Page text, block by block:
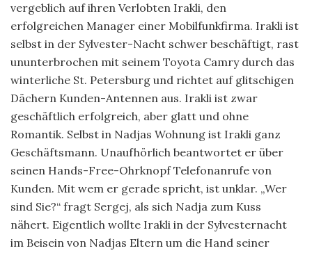
vergeblich auf ihren Verlobten Irakli, den
erfolgreichen Manager einer Mobilfunkfirma. Irakli ist
selbst in der Sylvester-Nacht schwer beschäftigt, rast
ununterbrochen mit seinem Toyota Camry durch das
winterliche St. Petersburg und richtet auf glitschigen
Dächern Kunden-Antennen aus. Irakli ist zwar
geschäftlich erfolgreich, aber glatt und ohne
Romantik. Selbst in Nadjas Wohnung ist Irakli ganz
Geschäftsmann. Unaufhörlich beantwortet er über
seinen Hands-Free-Ohrknopf Telefonanrufe von
Kunden. Mit wem er gerade spricht, ist unklar. „Wer
sind Sie?“ fragt Sergej, als sich Nadja zum Kuss
nähert. Eigentlich wollte Irakli in der Sylvesternacht
im Beisein von Nadjas Eltern um die Hand seiner